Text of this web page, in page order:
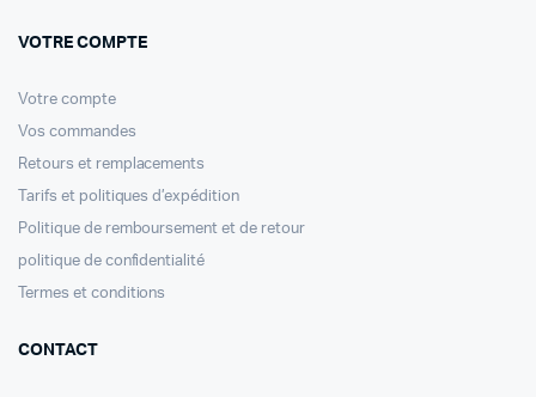
VOTRE COMPTE
Votre compte
Vos commandes
Retours et remplacements
Tarifs et politiques d’expédition
Politique de remboursement et de retour
politique de confidentialité
Termes et conditions
CONTACT